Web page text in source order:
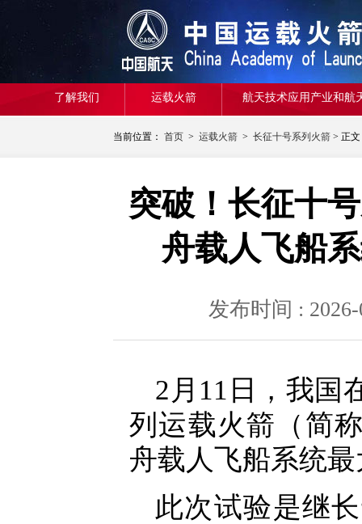
了解我们 运载火箭 航天技术应用产业和航
当前位置： 首页 > 运载火箭 > 长征十号系列火箭 > 正文
突破！长征十
舟载人飞船
发布时间 :
2月11日，我国
列运载火箭（简
舟载人飞船系统
此次试验是继